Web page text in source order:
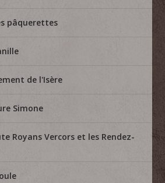
pâquerettes
de l'Isère
Simone
Royans Vercors et les Rendez-